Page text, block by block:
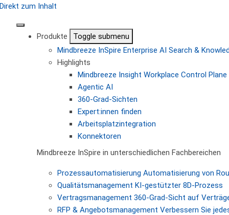
Direkt zum Inhalt
Produkte
Toggle submenu
Mindbreeze InSpire Enterprise AI Search &
Highlights
Mindbreeze Insight Workplace Control
Agentic AI
360-Grad-Sichten
Expert:innen finden
Arbeitsplatzintegration
Konnektoren
Mindbreeze InSpire in unterschiedlichen Fachbereichen
Prozessautomatisierung Automatisierung von
Qualitätsmanagement KI-gestützter 8D-Prozess
Vertragsmanagement 360-Grad-Sicht auf
RFP & Angebotsmanagement Verbessern Sie